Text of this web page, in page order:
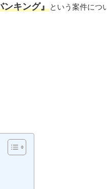
ンキング』という案件につ